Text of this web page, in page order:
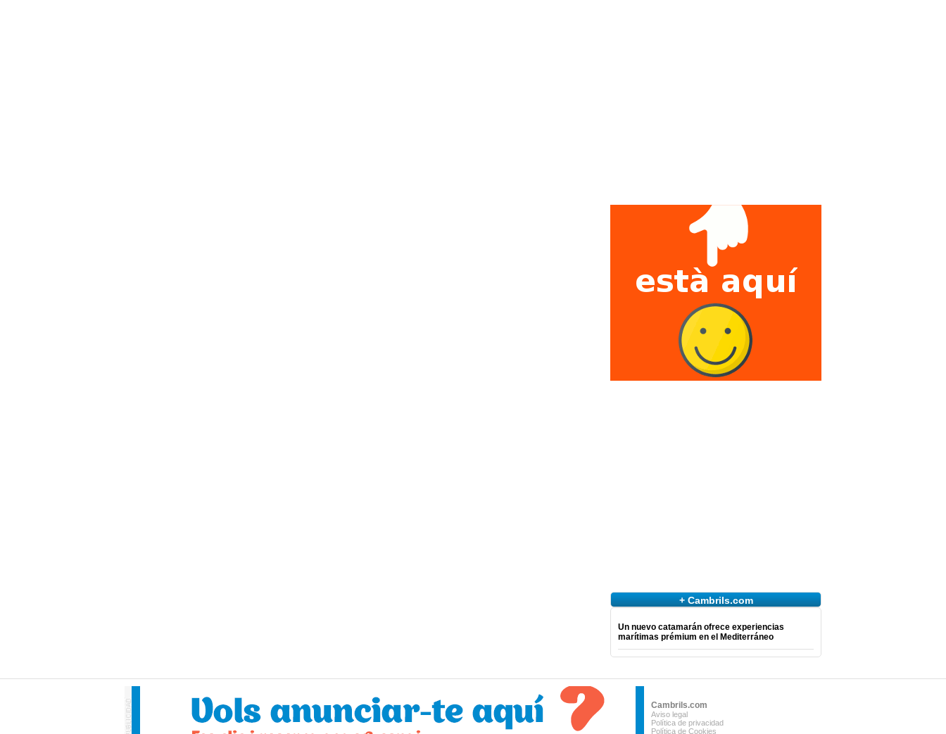
+ Cambrils.com
Un nuevo catamarán ofrece experiencias
marítimas prémium en el Mediterráneo
Cambrils.com
Aviso legal
Política de privacidad
Política de Cookies